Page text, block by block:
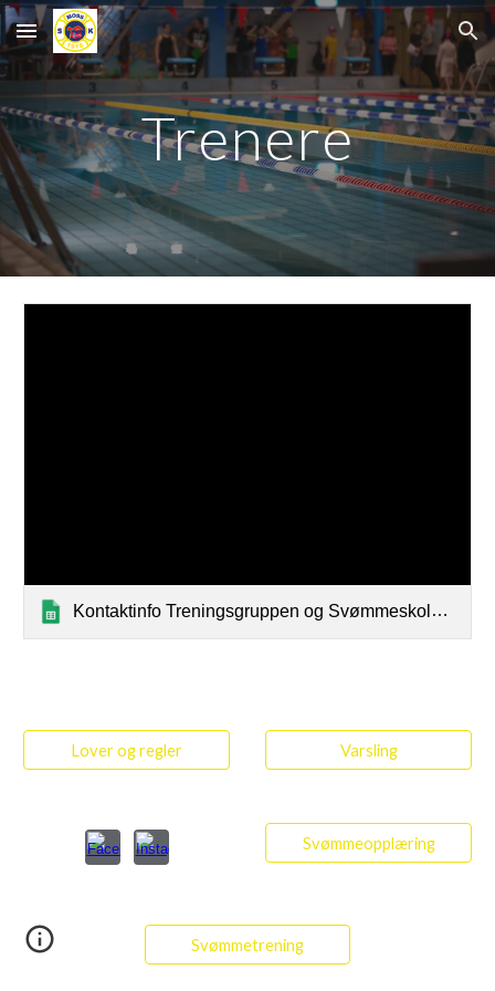
Skip to main content Skip to navigation
Trenere
Kontaktinfo Treningsgruppen og Svømmeskolen i Moss SK
Lover og regler Varsling
Svømmeopplæring
Svømmetrening